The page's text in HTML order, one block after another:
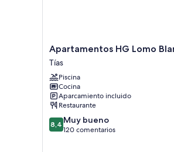
Apartamentos
HG
Lomo
Blanco
Tías
Apartamentos HG Lomo
Tías
Piscina
Cocina
Aparcamiento incluido
Restaurante
8.4
sobre
8,4 Muy bueno
120 comentarios